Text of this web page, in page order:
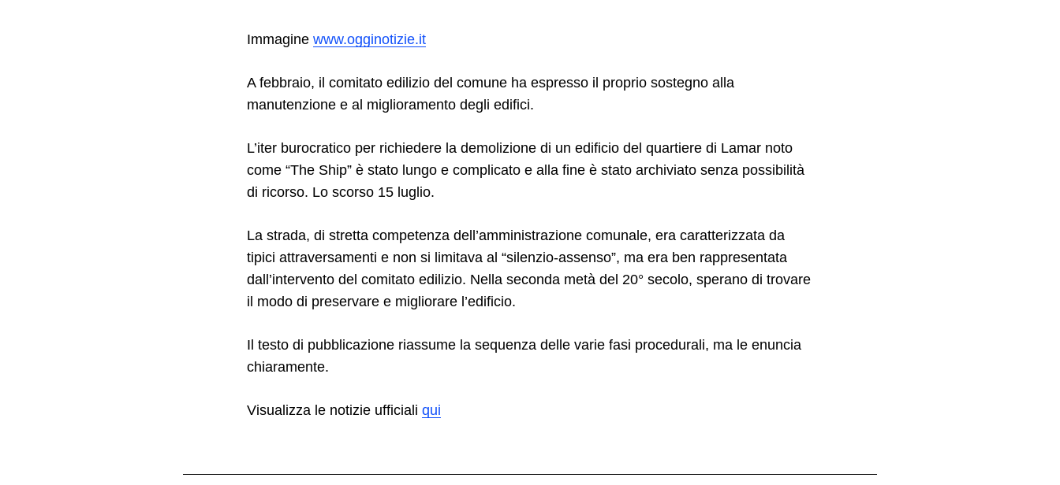
Immagine www.ogginotizie.it
A febbraio, il comitato edilizio del comune ha espresso il proprio sostegno alla
manutenzione e al miglioramento degli edifici.
L’iter burocratico per richiedere la demolizione di un edificio del quartiere di Lamar noto
come “The Ship” è stato lungo e complicato e alla fine è stato archiviato senza possibilità
di ricorso. Lo scorso 15 luglio.
La strada, di stretta competenza dell’amministrazione comunale, era caratterizzata da
tipici attraversamenti e non si limitava al “silenzio-assenso”, ma era ben rappresentata
dall’intervento del comitato edilizio. Nella seconda metà del 20° secolo, sperano di trovare
il modo di preservare e migliorare l’edificio.
Il testo di pubblicazione riassume la sequenza delle varie fasi procedurali, ma le enuncia
chiaramente.
Visualizza le notizie ufficiali qui